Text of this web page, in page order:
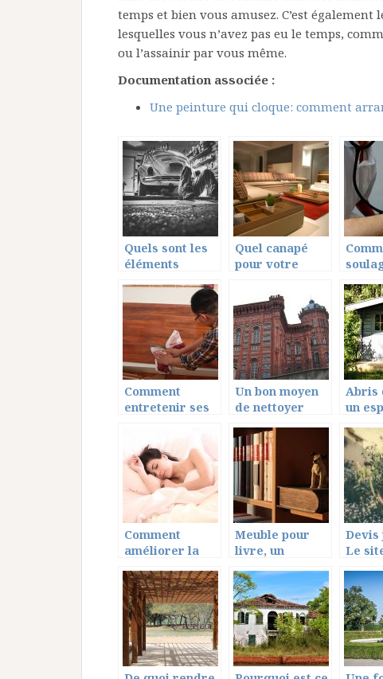
temps et bien vous amusez. C’est
lesquelles vous n’avez pas eu le temps,
ou l’assainir par vous même.
Documentation associée :
Une peinture qui cloque: comment
Quels sont les
éléments
d’un garage ?
Quel canapé
pour votre
Comment
entretenir ses
Un bon moyen
de nettoyer
stores
Abris
un
Comment
améliorer la
état de santé
via le sommeil
?
Meuble pour
livre, un
dans votre
décoration
Devis
Le
du